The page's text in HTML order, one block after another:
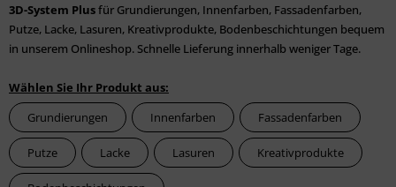
3D-System Plusfür Grundierungen, Innenfarben, Fassadenfarben,
Putze, Lacke, Lasuren, Kreativprodukte, Bodenbeschichtungen bequem
in unserem Onlineshop. Schnelle Lieferung innerhalb weniger Tage.
Wählen Sie Ihr Produkt aus:
Grundierungen
Innenfarben Fassadenfarben
Putze Lacke Lasuren Kreativprodukte